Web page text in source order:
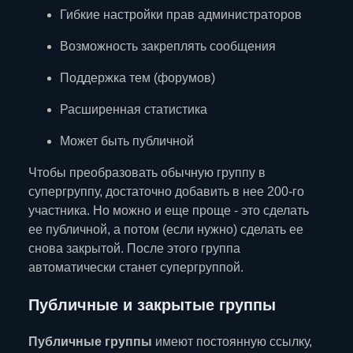
Гибкие настройки прав администраторов
Возможность закреплять сообщения
Поддержка тем (форумов)
Расширенная статистика
Может быть публичной
Чтобы преобразовать обычную группу в
супергруппу, достаточно добавить в нее 200-го
участника. Но можно и еще проще - это сделать
ее публичной, а потом (если нужно) сделать ее
снова закрытой. После этого группа
автоматически станет супергруппой.
Публичные и закрытые группы
Публичные группы имеют постоянную ссылку,